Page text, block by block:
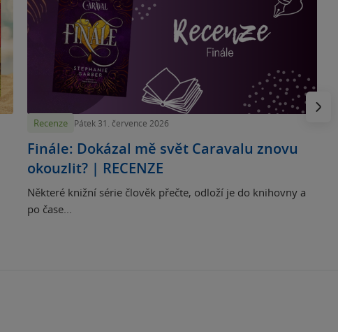
Recenze Pátek 31. července 2026
Finále: Dokázal mě svět Caravalu znovu
okouzlit? | RECENZE
Některé knižní série člověk přečte, odloží je do knihovny a
po čase...